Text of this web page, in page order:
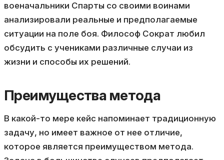
военачальники Спарты со своими воинами
анализировали реальные и предполагаемые
ситуации на поле боя. Философ Сократ любил
обсудить с учениками различные случаи из
жизни и способы их решений.
Преимущества метода
В какой-то мере кейс напоминает традиционную
задачу, но имеет важное от нее отличие,
которое является преимуществом метода.